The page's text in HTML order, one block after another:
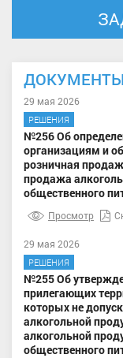
ДОКУМЕНТЫ
29 мая 2026
РЕШЕНИЯ
№256 Об
организациям и
розничная
продажа
общественного
Просмотр
29 мая 2026
РЕШЕНИЯ
№255 Об
прилегающих
которых не
алкогольной
алкогольной
общественного